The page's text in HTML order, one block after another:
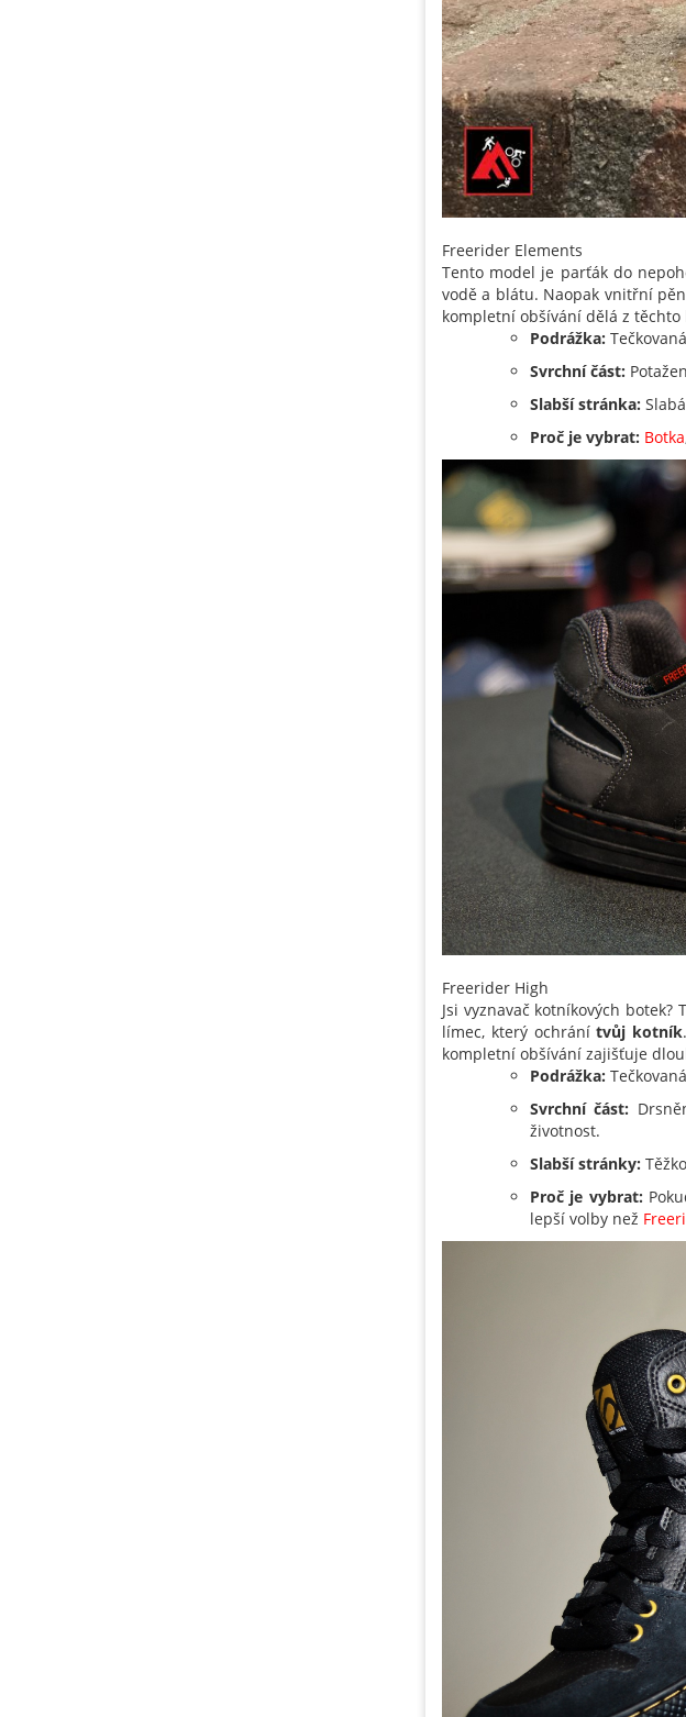
Freerider Elements
Tento model je parťák do
vodě a blátu. Naopak vnitřní
kompletní obšívání dělá z
Podrážka: Tečkovaná
Svrchní část:
Slabší stránka:
Proč je vybrat: Botka
Freerider High
Jsi vyznavač kotníkových botek?
límec, který ochránítvůj kotník
kompletní obšívání zajišťuje
Podrážka: Tečkovaná
Svrchní část:
životnost.
Slabší stránky:
Proč je vybrat:
lepší volby než